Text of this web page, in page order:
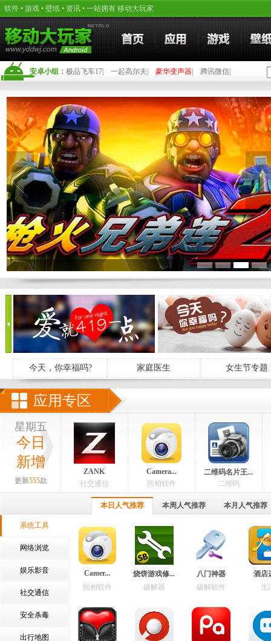
软件 • 游戏 • 壁纸 • 资讯 • 一站拥有 移动大玩家
安卓小组： 极品飞车17 一起高尔夫 豪华变声器 腾讯微信
今天，你幸福吗? 家庭医生 女生节专题
应用专区
星期五
今日
新增
更新555款
ZANK
社交通信
Camera...
照相软件
二维码名片王...
二维码
本日人气推荐 本周人气推荐 本月人气推荐
系统工具
网络浏览
娱乐影音
社交通信
安全杀毒
出行地图
Camer...
照相软件
烧饼游戏修...
破解器
八门神器
破解软件
酒店
生